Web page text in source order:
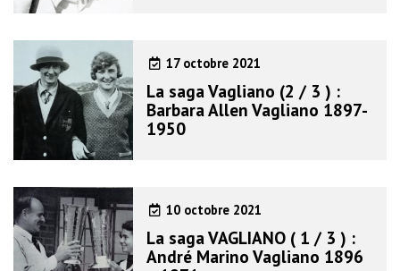
17 octobre 2021
La saga Vagliano (2 / 3 ) :
Barbara Allen Vagliano 1897-
1950
10 octobre 2021
La saga VAGLIANO ( 1 / 3 ) :
André Marino Vagliano 1896